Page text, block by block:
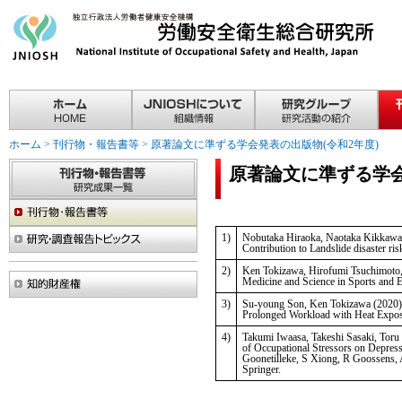
ホーム > 刊行物・報告書等 > 原著論文に準ずる学会発表の出版物(令和2年度)
原著論文に準ずる学
1)
Nobutaka Hiraoka, Naotaka
Contribution to Landslide disaster
2)
Ken Tokizawa, Hirofumi
Medicine and Science in Sports and
3)
Su-young Son, Ken Tokizawa
Prolonged Workload with Heat
4)
Takumi Iwaasa, Takeshi Sasaki,
of Occupational Stressors on
Goonetilleke, S Xiong, R
Springer.